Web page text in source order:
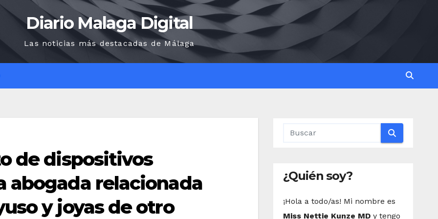
Diario Malaga Digital
Las noticias más destacadas de Málaga
de dispositivos
abogada relacionada
y joyas de otro
¿Quién soy?
¡Hola a todo/as! Mi nombre es
Miss Nettie Kunze MDy tengo